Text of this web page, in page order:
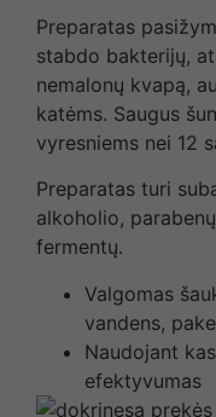
Preparatas
stabdo bakterijų,
nemalonų kvapą,
katėms. Saugus
vyresniems nei 12
Preparatas turi
alkoholio,
fermentų.
Valgomas
vandens,
Naudojant
efektyvumas